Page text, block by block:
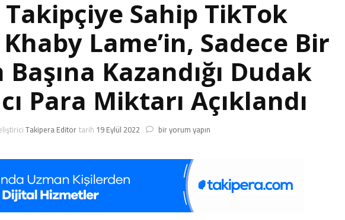
Takipçiye Sahip TikTok
Lame’in, Sadece Bir
Başına Kazandığı Dudak
Para Miktarı Açıklandı
Takipera Editortarih 19 Eylül 2022 En
Sahip
Fenomeni
Lame’in,
bir yorum yapın